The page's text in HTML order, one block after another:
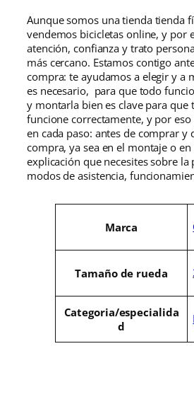
Aunque somos una tienda tienda
vendemos bicicletas online, y por
atención, confianza y trato
más cercano. Estamos contigo
compra: te ayudamos a elegir y a
es necesario, para que todo
y montarla bien es clave para que
funcione correctamente, y por
en cada paso: antes de comprar y
compra, ya sea en el montaje o
explicación que necesites sobre
modos de asistencia,
t
o
l
r
Marca
Tamaño de rueda
Categoria/especialida
d